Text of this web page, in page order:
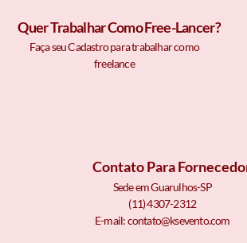
Quer Trabalhar Como Free-Lancer?
Faça seu Cadastro para trabalhar como
freelance
Contato Para
Sede em Guarulhos-SP
(11) 4307-2312
E-mail: contato@ksevento.com